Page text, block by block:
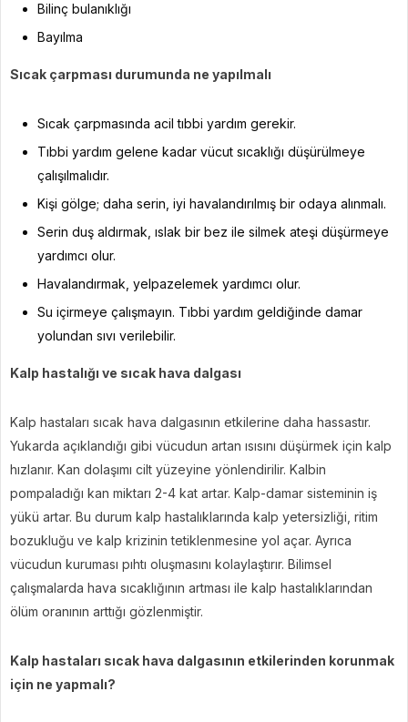
Bilinç bulanıklığı
Bayılma
Sıcak çarpması durumunda ne yapılmalı
Sıcak çarpmasında acil tıbbi yardım gerekir.
Tıbbi yardım gelene kadar vücut sıcaklığı düşürülmeye
çalışılmalıdır.
Kişi gölge; daha serin, iyi havalandırılmış bir odaya alınmalı.
Serin duş aldırmak, ıslak bir bez ile silmek ateşi düşürmeye
yardımcı olur.
Havalandırmak, yelpazelemek yardımcı olur.
Su içirmeye çalışmayın. Tıbbi yardım geldiğinde damar
yolundan sıvı verilebilir.
Kalp hastalığı ve sıcak hava dalgası
Kalp hastaları sıcak hava dalgasının etkilerine daha hassastır.
Yukarda açıklandığı gibi vücudun artan ısısını düşürmek için kalp
hızlanır. Kan dolaşımı cilt yüzeyine yönlendirilir. Kalbin
pompaladığı kan miktarı 2-4 kat artar. Kalp-damar sisteminin iş
yükü artar. Bu durum kalp hastalıklarında kalp yetersizliği, ritim
bozukluğu ve kalp krizinin tetiklenmesine yol açar. Ayrıca
vücudun kuruması pıhtı oluşmasını kolaylaştırır. Bilimsel
çalışmalarda hava sıcaklığının artması ile kalp hastalıklarından
ölüm oranının arttığı gözlenmiştir.
Kalp hastaları sıcak hava dalgasının etkilerinden korunmak
için ne yapmalı?